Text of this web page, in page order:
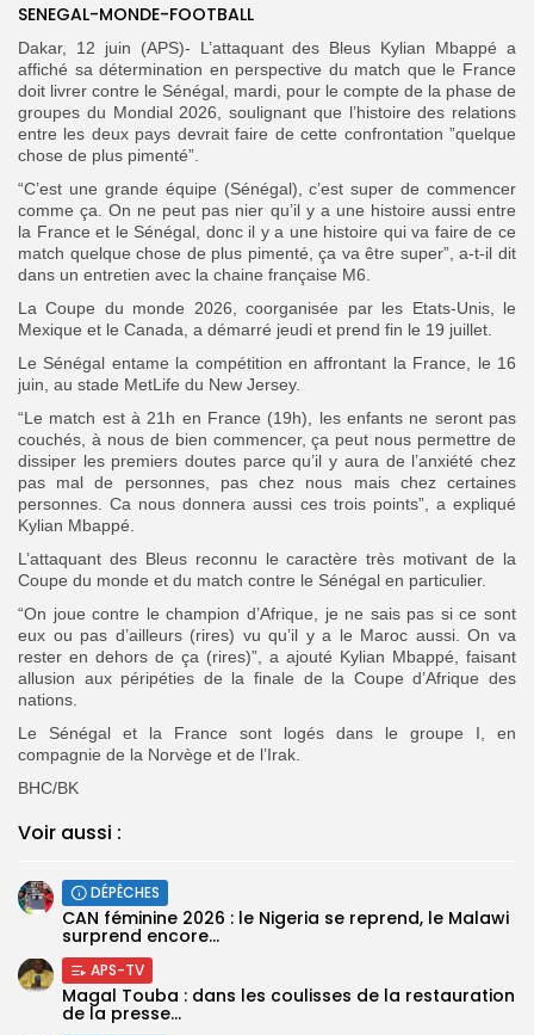
for:
FR
SENEGAL-MONDE-FOOTBALL
Dakar, 12 juin (APS)- L’attaquant des Bleus Kylian Mbappé a
affiché sa détermination en perspective du match que le France
doit livrer contre le Sénégal, mardi, pour le compte de la phase de
groupes du Mondial 2026, soulignant que l’histoire des relations
entre les deux pays devrait faire de cette confrontation ”quelque
chose de plus pimenté”.
“C’est une grande équipe (Sénégal), c’est super de commencer
comme ça. On ne peut pas nier qu’il y a une histoire aussi entre
la France et le Sénégal, donc il y a une histoire qui va faire de ce
match quelque chose de plus pimenté, ça va être super”, a-t-il dit
dans un entretien avec la chaine française M6.
‎La Coupe du monde 2026, coorganisée par les Etats-Unis, le
Mexique et le Canada, a démarré jeudi et prend fin le 19 juillet.
Le Sénégal entame la compétition en affrontant la France, le 16
juin, au stade MetLife du New Jersey.
“Le match est à 21h en France (19h), les enfants ne seront pas
couchés, à nous de bien commencer, ça peut nous permettre de
dissiper les premiers doutes parce qu’il y aura de l’anxiété chez
pas mal de personnes, pas chez nous mais chez certaines
personnes. Ca nous donnera aussi ces trois points”, a expliqué
Kylian Mbappé.
L’attaquant des Bleus reconnu le caractère très motivant de la
Coupe du monde et du match contre le Sénégal en particulier.
“On joue contre le champion d’Afrique, je ne sais pas si ce sont
eux ou pas d’ailleurs (rires) vu qu’il y a le Maroc aussi. On va
rester en dehors de ça (rires)”, a ajouté Kylian Mbappé, faisant
allusion aux péripéties de la finale de la Coupe d’Afrique des
nations.
Le Sénégal et la France sont logés dans le groupe I, en
compagnie de la Norvège et de l’Irak.
‎BHC/BK
Voir aussi :
DÉPÊCHES
‎CAN féminine 2026 : le Nigeria se reprend, le Malawi
surprend encore...
APS-TV
Magal Touba : dans les coulisses de la restauration
de la presse...